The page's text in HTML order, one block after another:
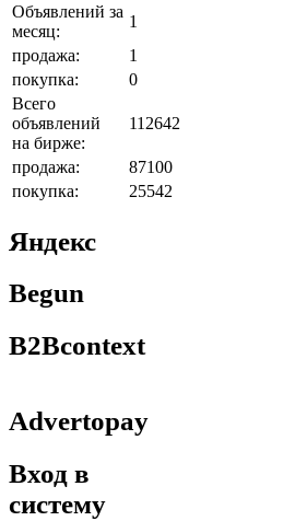
Объявлений за
месяц:
1
продажа:
1
покупка:
0
Всего
объявлений
на бирже:
112642
продажа:
87100
покупка:
25542
Яндекс
Begun
B2Bcontext
Advertopay
Вход в
систему